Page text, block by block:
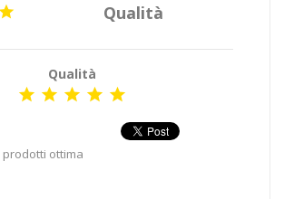
 Qualità
Qualità
    
ottima